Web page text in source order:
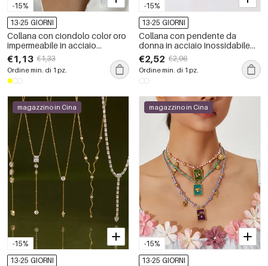
-15%
13-25 GIORNI
Collana con ciondolo color oro
impermeabile in acciaio
inossidabile da 1 pezzo
€1,13 €1,33
Ordine min. di 1 pz.
-15%
13-25 GIORNI
Collana con pendente da
donna in acciaio inossidabile
impermeabile color oro con
zirconi
€2,52 €2,96
Ordine min. di 1 pz.
-15%
magazzino in Cina
13-25 GIORNI
-15%
magazzino in Cina
13-25 GIORNI